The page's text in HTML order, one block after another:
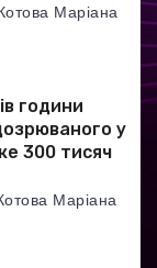
Маріана
години
у
300 тисяч
Маріана